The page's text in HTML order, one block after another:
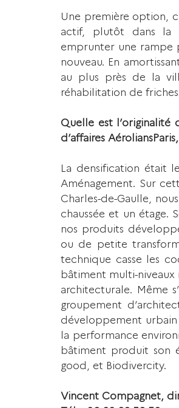
Une première option,
actif, plutôt dans la
emprunter une rampe
nouveau. En
au plus près de la
réhabilitation de
Quelle est l’originalité
d’affaires
La densification était
Aménagement. Sur
Charles-de-Gaulle,
chaussée et un étage.
nos produits
ou de petite
technique casse les
bâtiment multi-
architecturale. Même
groupement
développement urbain
la performance
bâtiment produit son
good, et Biodivercity.
Vincent Compagnet,